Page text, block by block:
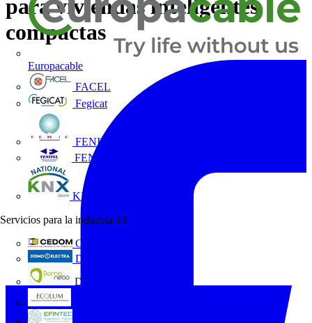
Europacable
FACEL
Fegicat
FENIE
FENITEL
KNX España
Servicios para la industria 13
CEDOM
Domo Electra
Domonetio
para viviendas inteligentes
compactas